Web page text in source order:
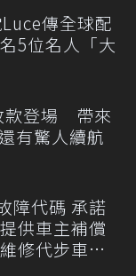
傳全球配
5位名人「大
款登場 帶來
有驚人續航
障代碼 承諾
供車主補償
修代步車數